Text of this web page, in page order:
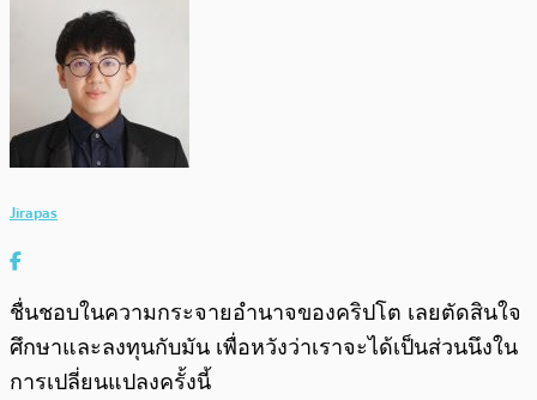
Jirapas
ชื่นชอบในความกระจายอำนาจของคริปโต เลยตัดสินใจ
ศึกษาและลงทุนกับมัน เพื่อหวังว่าเราจะได้เป็นส่วนนึงใน
การเปลี่ยนแปลงครั้งนี้